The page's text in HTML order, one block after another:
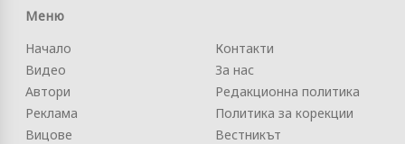
Меню
Начало
Видео
Автори
Реклама
Вицове
Контакти
За нас
Редакционна политика
Политика за корекции
Вестникът